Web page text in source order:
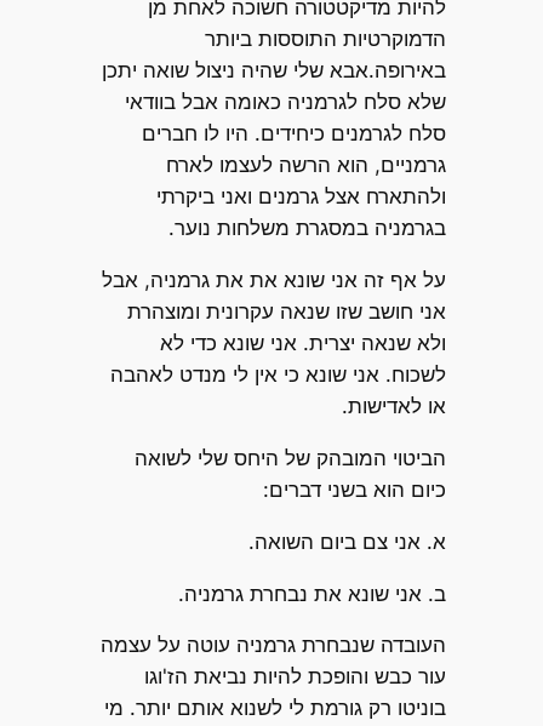
להיות מדיקטטורה חשוכה לאחת מן
הדמוקרטיות התוססות ביותר
באירופה.אבא שלי שהיה ניצול שואה יתכן
שלא סלח לגרמניה כאומה אבל בוודאי
סלח לגרמנים כיחידים. היו לו חברים
גרמניים, הוא הרשה לעצמו לארח
ולהתארח אצל גרמנים ואני ביקרתי
בגרמניה במסגרת משלחות נוער.
על אף זה אני שונא את את גרמניה, אבל
אני חושב שזו שנאה עקרונית ומוצהרת
ולא שנאה יצרית. אני שונא כדי לא
לשכוח. אני שונא כי אין לי מנדט לאהבה
או לאדישות.
הביטוי המובהק של היחס שלי לשואה
כיום הוא בשני דברים:
א. אני צם ביום השואה.
ב. אני שונא את נבחרת גרמניה.
העובדה שנבחרת גרמניה עוטה על עצמה
עור כבש והופכת להיות נביאת הז'וגו
בוניטו רק גורמת לי לשנוא אותם יותר. מי